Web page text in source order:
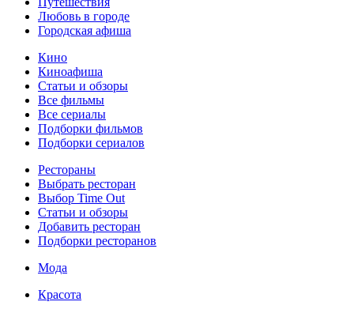
Любовь в городе
Городская афиша
Кино
Киноафиша
Статьи и обзоры
Все фильмы
Все сериалы
Подборки фильмов
Подборки сериалов
Рестораны
Выбрать ресторан
Выбор Time Out
Статьи и обзоры
Добавить ресторан
Подборки ресторанов
Мода
Красота